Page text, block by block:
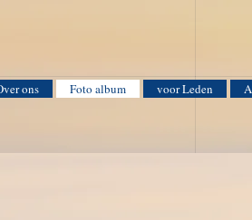
ons Foto album voor Leden